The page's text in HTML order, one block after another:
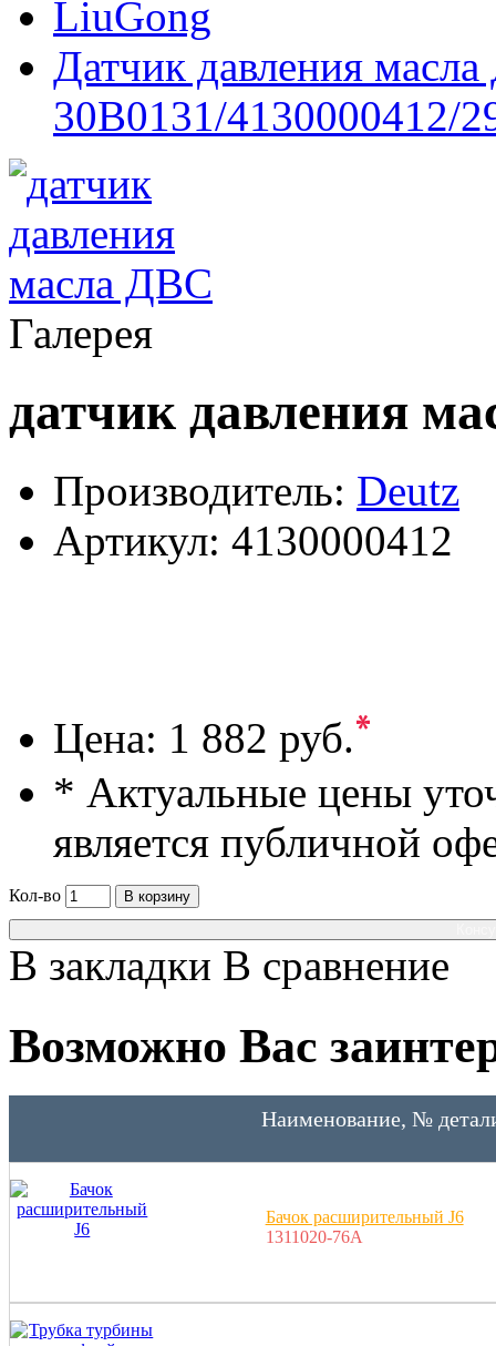
LiuGong
Датчик давления
30B0131/4130000412/
Галерея
датчик давления
Производитель: Deutz
Артикул: 4130000412
Цена: 1 882 руб.*
* Актуальные цены
является публичной
Кол-во
В корзину
В закладки В сравнение
Возможно Вас
Наименование, №
Бачок расширительный J6
1311020-76A